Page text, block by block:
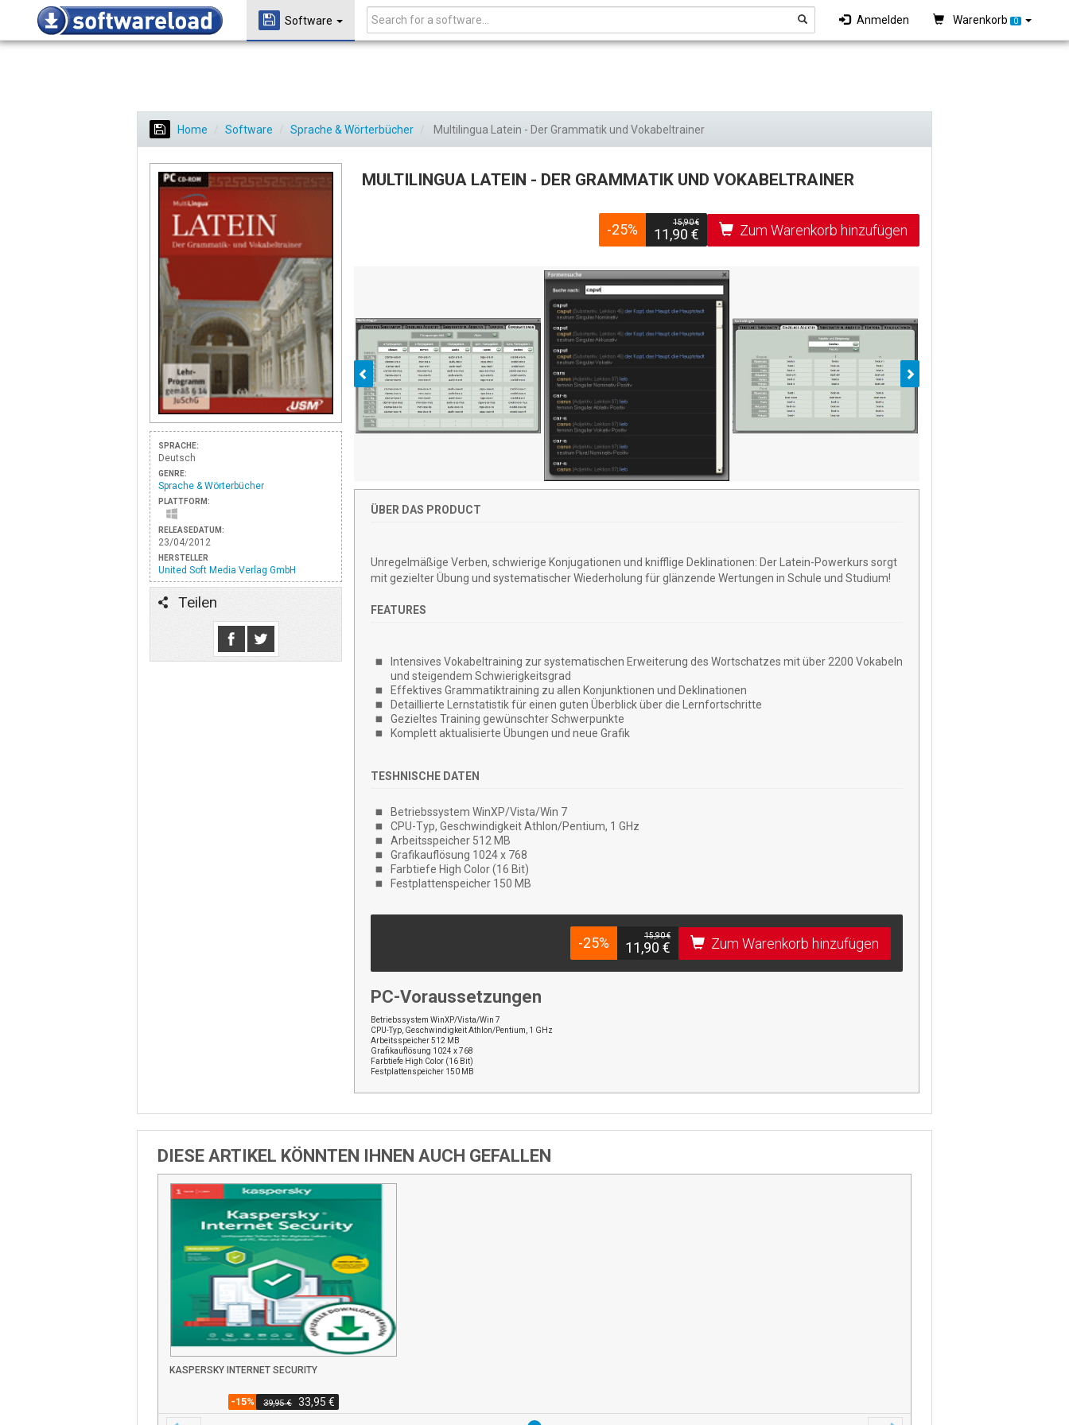
Software Anmelden Warenkorb 0
Home Software Sprache & Wörterbücher Multilingua Latein - Der Grammatik und Vokabeltrainer
MULTILINGUA LATEIN - DER GRAMMATIK UND VOKABELTRAINER
-25% 15,90 €
11,90 € Zum Warenkorb hinzufügen
ÜBER DAS PRODUCT
Unregelmäßige Verben, schwierige Konjugationen und knifflige Deklinationen: Der Latein-Powerkurs sorgt
mit gezielter Übung und systematischer Wiederholung für glänzende Wertungen in Schule und Studium!
FEATURES
Intensives Vokabeltraining zur systematischen Erweiterung des Wortschatzes mit über 2200 Vokabeln
und steigendem Schwierigkeitsgrad
Effektives Grammatiktraining zu allen Konjunktionen und Deklinationen
Detaillierte Lernstatistik für einen guten Überblick über die Lernfortschritte
Gezieltes Training gewünschter Schwerpunkte
Komplett aktualisierte Übungen und neue Grafik
TESHNISCHE DATEN
Betriebssystem WinXP/Vista/Win 7
CPU-Typ, Geschwindigkeit Athlon/Pentium, 1 GHz
Arbeitsspeicher 512 MB
Grafikauflösung 1024 x 768
Farbtiefe High Color (16 Bit)
Festplattenspeicher 150 MB
-25% 15,90 €
11,90 € Zum Warenkorb hinzufügen
PC-Voraussetzungen
Betriebssystem WinXP/Vista/Win 7
CPU-Typ, Geschwindigkeit Athlon/Pentium, 1 GHz
Arbeitsspeicher 512 MB
Grafikauflösung 1024 x 768
Farbtiefe High Color (16 Bit)
Festplattenspeicher 150 MB
Teilen
SPRACHE:
Deutsch
GENRE:
Sprache & Wörterbücher
PLATTFORM:
RELEASEDATUM:
23/04/2012
HERSTELLER
United Soft Media Verlag GmbH
DIESE ARTIKEL KÖNNTEN IHNEN AUCH GEFALLEN
KASPERSKY INTERNET SECURITY
-15% 39,95 € 33,95 €